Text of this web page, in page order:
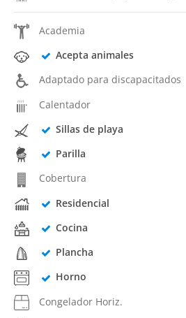
Academia
Acepta animales
Adaptado para discapacitados
Calentador
Sillas de playa
Parilla
Cobertura
Residencial
Cocina
Plancha
Horno
Congelador Horiz.